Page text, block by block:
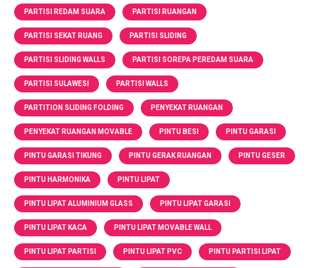
PARTISI REDAM SUARA PARTISI RUANGAN
PARTISI SEKAT RUANG PARTISI SLIDING
PARTISI SLIDING WALLS PARTISI SOREPA PEREDAM SUARA
PARTISI SULAWESI PARTISI WALLS
PARTITION SLIDING FOLDING PENYEKAT RUANGAN
PENYEKAT RUANGAN MOVABLE PINTU BESI PINTU GARASI
PINTU GARASI TIKUNG PINTU GERAK RUANGAN PINTU GESER
PINTU HARMONIKA PINTU LIPAT
PINTU LIPAT ALUMINIUM GLASS PINTU LIPAT GARASI
PINTU LIPAT KACA PINTU LIPAT MOVABLE WALL
PINTU LIPAT PARTISI PINTU LIPAT PVC PINTU PARTISI LIPAT